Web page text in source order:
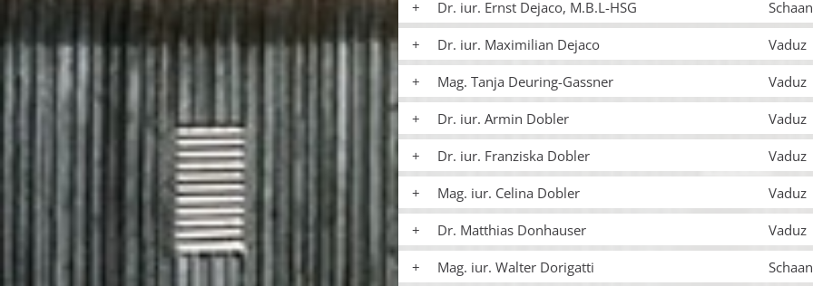
Dr. iur. Ernst Dejaco, M.B.L-HSG Schaan
Dr. iur. Maximilian Dejaco Vaduz
Mag. Tanja Deuring-Gassner Vaduz
Dr. iur. Armin Dobler Vaduz
Dr. iur. Franziska Dobler Vaduz
Mag. iur. Celina Dobler Vaduz
Dr. Matthias Donhauser Vaduz
Mag. iur. Walter Dorigatti Schaan